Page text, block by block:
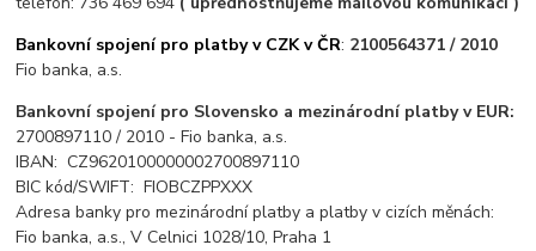
Bankovní spojení pro platby v CZK v ČR: 2100564371 / 2010
Fio banka, a.s.
Bankovní spojení pro Slovensko a mezinárodní platby v EUR:
2700897110 / 2010 - Fio banka, a.s.
IBAN: CZ9620100000002700897110
BIC kód/SWIFT: FIOBCZPPXXX
Adresa banky pro mezinárodní platby a platby v cizích měnách:
Fio banka, a.s., V Celnici 1028/10, Praha 1